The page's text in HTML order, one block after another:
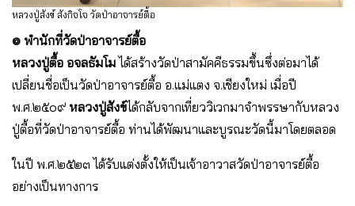
หลวงปู่สังข์ สังกิจโจ วัดป่าอาจารย์ตื้อ
๏ พำนักที่วัดป่าอาจารย์ตื้อ
หลวงปู่ตื้อ อจลธัมโมได้สร้างวัดป่าสามัคคีธรรมขึ้นซึ่งต่อมาได้
เปลี่ยนชื่อเป็นวัดป่าอาจารย์ตื้อ อ.แม่แตง จ.เชียงใหม่ เมื่อปี
พ.ศ.๒๕๐๙ หลวงปู่สังข์ได้กลับจากเที่ยววิเวกมาจำพรรษากับหลวง
ปู่ตื้อที่วัดป่าอาจารย์ตื้อ ท่านได้พัฒนาและบูรณะวัดนี้มาโดยตลอด
ในปี พ.ศ.๒๕๒๓ ได้รับแต่งตั้งให้เป็นเจ้าอาวาสวัดป่าอาจารย์ตื้อ
อย่างเป็นทางการ